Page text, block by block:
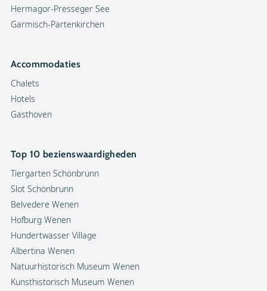
Hermagor-Presseger See
Garmisch-Partenkirchen
Accommodaties
Chalets
Hotels
Gasthoven
Top 10 bezienswaardigheden
Tiergarten Schönbrunn
Slot Schönbrunn
Belvedere Wenen
Hofburg Wenen
Hundertwasser Village
Albertina Wenen
Natuurhistorisch Museum Wenen
Kunsthistorisch Museum Wenen